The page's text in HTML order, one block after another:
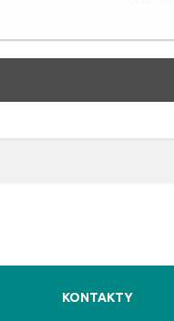
KONTAKTY